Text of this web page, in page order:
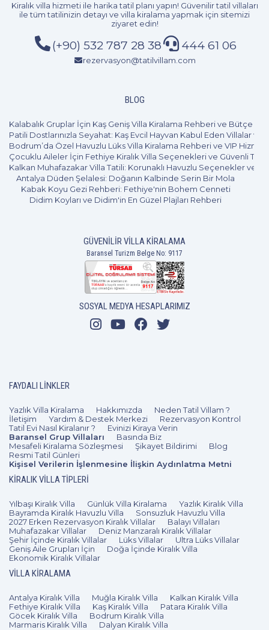
Kiralık villa hizmetiile harika tatil planı yapın! Güvenilir tatil villaları
ile tüm tatilinizin detayı ve villa kiralama yapmak için sitemizi
ziyaret edin!
(+90) 532 787 28 38 444 61 06
rezervasyon@tatilvillam.com
BLOG
Kalabalık Gruplar İçin Kaş Geniş Villa Kiralama Rehberi ve Bütçe
Patili Dostlarınızla Seyahat: Kaş Evcil Hayvan Kabul Eden Villalar ve
Bodrum’da Özel Havuzlu Lüks Villa Kiralama Rehberi ve VIP
Çocuklu Aileler İçin Fethiye Kiralık Villa Seçenekleri ve Güvenli
Kalkan Muhafazakar Villa Tatili: Korunaklı Havuzlu Seçenekler ve
Antalya Düden Şelalesi: Doğanın Kalbinde Serin Bir Mola
Kabak Koyu Gezi Rehberi: Fethiye'nin Bohem Cenneti
Didim Koyları ve Didim'in En Güzel Plajları Rehberi
GÜVENILIR VILLA KIRALAMA
Baransel Turizm Belge No: 9117
SOSYAL MEDYA HESAPLARIMIZ
FAYDALI LINKLER
Yazlık Villa Kiralama Hakkımızda
Neden Tatil Villam ?
İletişim
Yardım & Destek Merkezi
Rezervasyon Kontrol
Tatil Evi Nasıl Kiralanır ?
Evinizi Kiraya Verin
Baransel Grup Villaları
Basında Biz
Mesafeli Kiralama Sözleşmesi
Şikayet Bildirimi
Blog
Resmi Tatil Günleri
Kişisel Verilerin İşlenmesine İlişkin Aydınlatma Metni
KIRALIK VILLA TIPLERI
Yılbaşı Kiralık Villa Günlük Villa Kiralama
Yazlık Kiralık Villa
Bayramda Kiralık Havuzlu Villa
Sonsuzluk Havuzlu Villa
2027 Erken Rezervasyon Kiralık Villalar
Balayı Villaları
Muhafazakar Villalar
Deniz Manzaralı Kiralık Villalar
Şehir İçinde Kiralık Villalar
Lüks Villalar
Ultra Lüks Villalar
Geniş Aile Grupları İçin
Doğa İçinde Kiralık Villa
Ekonomik Kiralık Villalar
VILLA KIRALAMA
Antalya Kiralık Villa Muğla Kiralık Villa
Kalkan Kiralık Villa
Fethiye Kiralık Villa
Kaş Kiralık Villa
Patara Kiralık Villa
Göcek Kiralık Villa
Bodrum Kiralık Villa
Marmaris Kiralık Villa
Dalyan Kiralık Villa